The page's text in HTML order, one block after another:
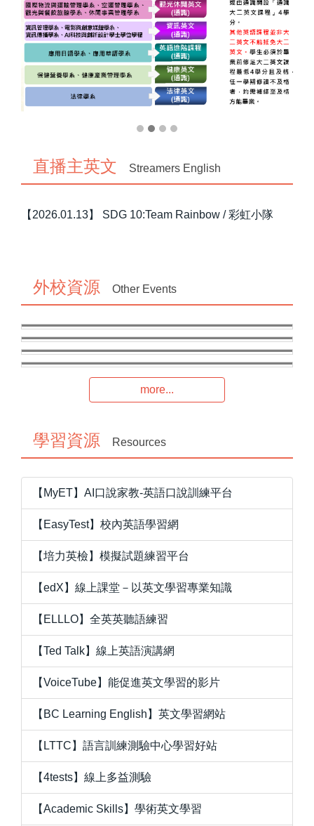
直播主英文 Streamers English
【2026.01.13】 SDG 10:Team Rainbow / 彩虹小隊
外校資源
Other Events
校外 | 學生 | 線上
校外 | 教師 | 實體
校外 | 老師 | 線上
more...
學習資源 Resources
【MyET】AI口說家教-英語口說訓練平台
【EasyTest】校內英語學習網
【培力英檢】模擬試題練習平台
【edX】線上課堂－以英文學習專業知識
【ELLLO】全英英聽語練習
【Ted Talk】線上英語演講網
【VoiceTube】能促進英文學習的影片
【BC Learning English】英文學習網站
【LTTC】語言訓練測驗中心學習好站
【4tests】線上多益測驗
【Academic Skills】學術英文學習